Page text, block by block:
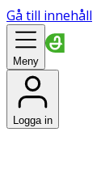
Gå till innehåll
Meny
Logga in